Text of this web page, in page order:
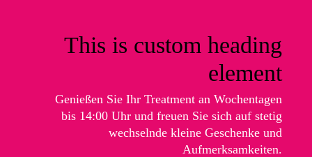
This is custom heading
element
Genießen Sie Ihr Treatment an Wochen­tagen
bis 14:00 Uhr und freuen Sie sich auf stetig
wechselnde kleine Geschenke und
Aufmerksamkeiten.